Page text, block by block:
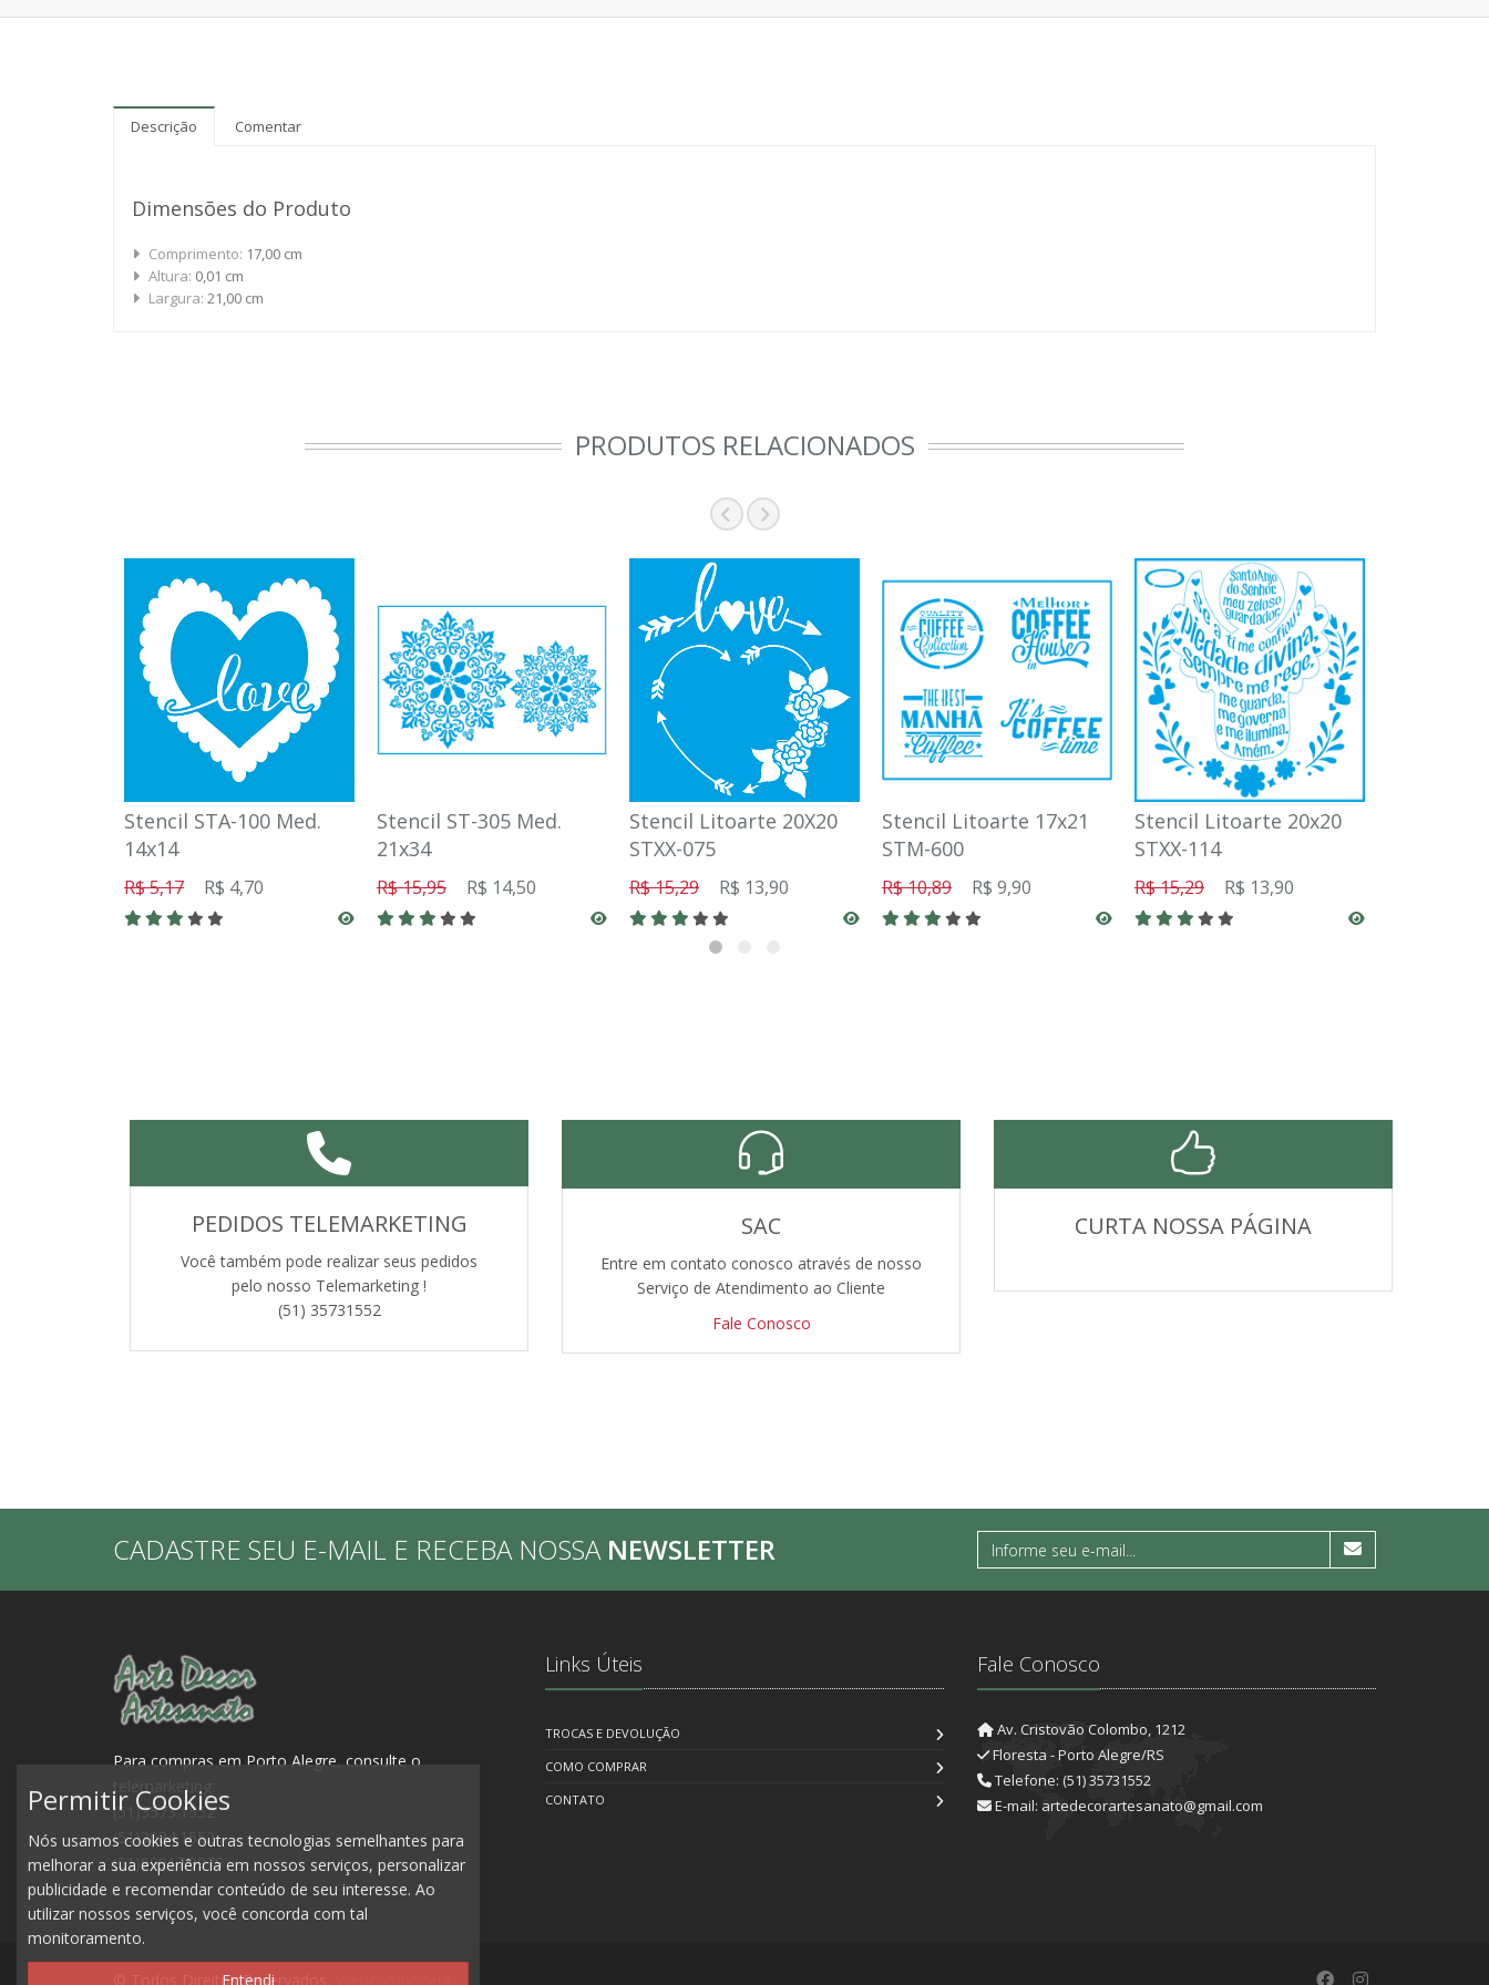
Descrição Comentar
Dimensões do Produto
Comprimento: 17,00 cm
Altura: 0,01 cm
Largura: 21,00 cm
PRODUTOS RELACIONADOS
Stencil STA-100 Med.
14x14
R$ 5,17 R$ 4,70
Stencil ST-305 Med.
21x34
R$ 15,95 R$ 14,50
Stencil Litoarte 20X20
STXX-075
R$ 15,29 R$ 13,90
Stencil Litoarte 17x21
STM-600
R$ 10,89 R$ 9,90
Stencil Litoarte 20x20
STXX-114
R$ 15,29 R$ 13,90
PEDIDOS TELEMARKETING
Você também pode realizar seus pedidos
pelo nosso Telemarketing !
(51) 35731552
SAC
Entre em contato conosco através de nosso
Serviço de Atendimento ao Cliente
Fale Conosco
CURTA NOSSA PÁGINA
CADASTRE SEU E-MAIL E RECEBA NOSSA NEWSLETTER
Para compras em Porto Alegre, consulte o
telemarketing:
(51)3573.1552
(51)3084.1552
(51)99917.0979
Links Úteis
TROCAS E DEVOLUÇÃO
COMO COMPRAR
CONTATO
Fale Conosco
Av. Cristovão Colombo, 1212
Floresta - Porto Alegre/RS
Telefone: (51) 35731552
E-mail: artedecorartesanato@gmail.com
© Todos Direitos Reservados.
Permitir Cookies
Nós usamos cookies e outras tecnologias semelhantes para
melhorar a sua experiência em nossos serviços, personalizar
publicidade e recomendar conteúdo de seu interesse. Ao
utilizar nossos serviços, você concorda com tal
monitoramento.
Entendi